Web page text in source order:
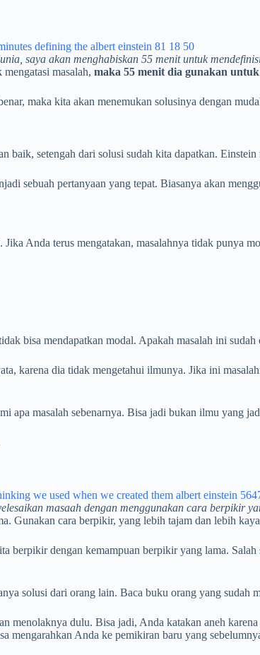
saya akan menghabiskan 55 menit untuk
masalah, maka 55 menit dia gunakan
maka kita akan menemukan solusinya dengan
baik, setengah dari solusi sudah kita dapatkan.
sebuah pertanyaan yang tepat. Biasanya akan
Anda terus mengatakan, masalahnya tidak punya
bisa mendapatkan modal. Apakah masalah ini sudah
karena dia tidak mengetahui ilmunya. Jika ini
apa masalah sebenarnya. Bisa jadi bukan ilmu yang
masaah dengan menggunakan cara berpikir
Gunakan cara berpikir, yang lebih tajam dan lebih
berpikir dengan kemampuan berpikir yang lama.
solusi dari orang lain. Baca buku orang yang sudah
menolaknya dulu. Bisa jadi, Anda katakan aneh
mengarahkan Anda ke pemikiran baru yang